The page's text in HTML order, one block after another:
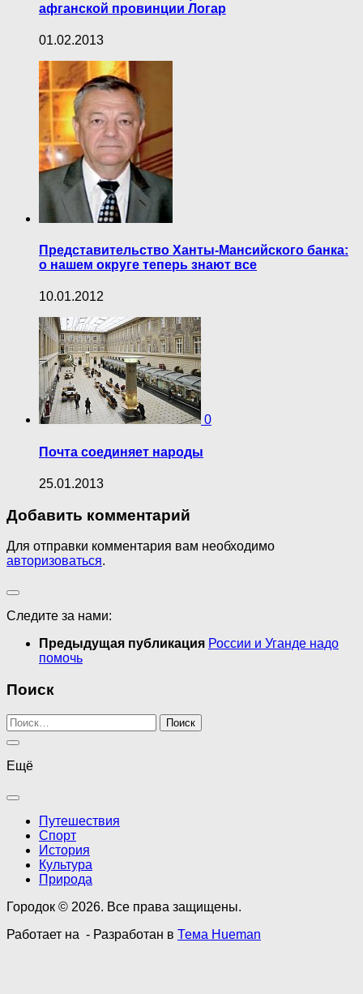
афганской провинции Логар
01.02.2013
Представительство Ханты-Мансийского банка:
о нашем округе теперь знают все
10.01.2012
0
Почта соединяет народы
25.01.2013
Добавить комментарий
Для отправки комментария вам необходимо
авторизоваться.
Следите за нами:
Предыдущая публикация России и Уганде надо
помочь
Поиск
Найти:
Ещё
Путешествия
Спорт
История
Культура
Природа
Городок © 2026. Все права защищены.
Работает на - Разработан в Тема Hueman